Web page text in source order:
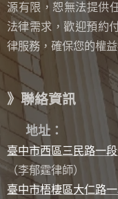
源有限，恕無法提供
法律需求，歡迎預約
律服務，確保您的權
》聯絡資訊
地址：
臺中市西區三民路一
（李郁霆律師）
臺中市梧棲區大仁路